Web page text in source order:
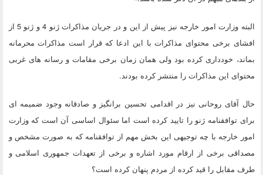
البته وزارت امور خارجه نیز پیش از این و در جریان مذاکرات ژنو 4 و ژنو 5 از
افشای برخی محتوای مذاکرات با این ادعا که قرار است مذاکرات محرمانه
بماند، خودداری کرده بود ولی همان زمان برخی مقامات و رسانه های غربی
محتوای این مذاکرات را منتشر کرده بودند.
حال آقای روحانی نیز در اقدامی تحسین برانگیز و صادقانه وجود ضمیمه ای
برای توافقنامه ژنو را تایید کرده است اما سئوال اساسی آن است که وزارت
امور خارجه با چه توجیهی این بخش مهم از توافقنامه که به صورت مشخص و
مصداقی برخی از ارقام مورد اشاره و برخی از تعهدات جمهوری اسلامی و
طرف مقابل را قید کرده از مردم پنهان کرده است؟